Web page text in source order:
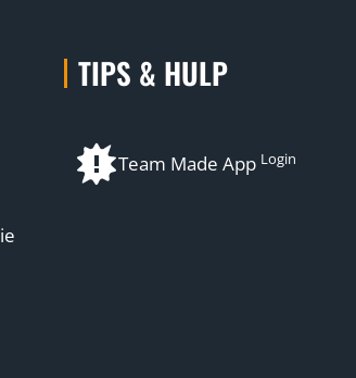
TIPS & HULP
Team Made App Login